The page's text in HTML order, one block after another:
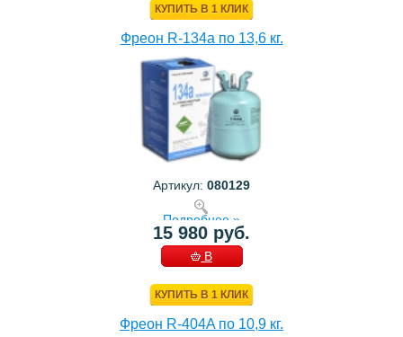
КУПИТЬ В 1 КЛИК
Фреон R-134a по 13,6 кг.
Артикул: 080129
Подробнее »
15 980 руб.
В
КУПИТЬ В 1 КЛИК
Фреон R-404A по 10,9 кг.